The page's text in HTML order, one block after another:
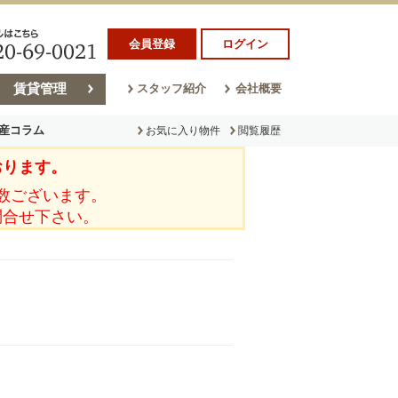
会員登録 ログイン
賃貸管理 スタッフ紹介 会社概要
コラム
ム
お気に入り物件 閲覧履歴
ます。
ざいます。
せ下さい。